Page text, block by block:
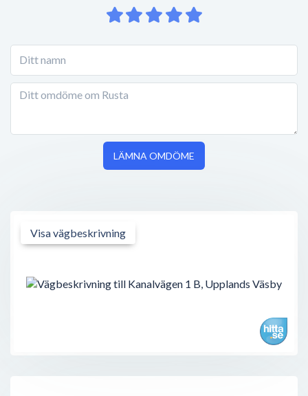
LÄMNA OMDÖME
Visa vägbeskrivning